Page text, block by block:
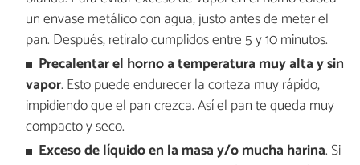
un envase metálico con agua, justo antes de meter el
pan. Después, retíralo cumplidos entre 5 y 10 minutos.
Precalentar el horno a temperatura muy alta y sin
vapor. Esto puede endurecer la corteza muy rápido,
impidiendo que el pan crezca. Así el pan te queda muy
compacto y seco.
Exceso de líquido en la masa y/o mucha harina. Si